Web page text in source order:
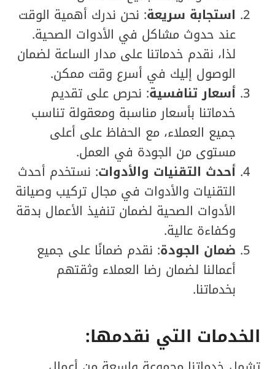
استجابة سريعة: نحن ندرك أهمية الوقت
عند حدوث مشاكل في الأدوات الصحية.
لذا، نقدم خدماتنا على مدار الساعة لضمان
الوصول إليك في أسرع وقت ممكن.
أسعار تنافسية: نحرص على تقديم
خدماتنا بأسعار مناسبة ومعقولة تناسب
جميع العملاء، مع الحفاظ على أعلى
مستوى من الجودة في العمل.
أحدث التقنيات والأدوات: نستخدم أحدث
التقنيات والأدوات في مجال تركيب وصيانة
الأدوات الصحية لضمان تنفيذ الأعمال بدقة
وكفاءة عالية.
ضمان الجودة: نقدم ضمانًا على جميع
أعمالنا لضمان رضا العملاء وثقتهم
بخدماتنا.
الخدمات التي نقدمها: